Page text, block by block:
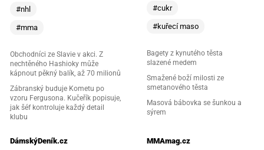
#nhl
#mma
Obchodníci ze Slavie v akci. Z
nechtěného Hashioky může
kápnout pěkný balík, až 70 milionů
Zábranský buduje Kometu po
vzoru Fergusona. Kučeřík popisuje,
jak šéf kontroluje každý detail
klubu
#cukr
#kuřecí maso
Bagety z kynutého těsta
slazené medem
Smažené boží milosti ze
smetanového těsta
Masová bábovka se šunkou a
sýrem
DámskýDeník.cz
MMAmag.cz